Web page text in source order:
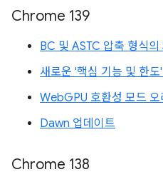
Chrome 139
BC 및 ASTC 압축 형식의
새로운 '핵심 기능 및 한도
WebGPU 호환성 모드 오
Dawn 업데이트
Chrome 138